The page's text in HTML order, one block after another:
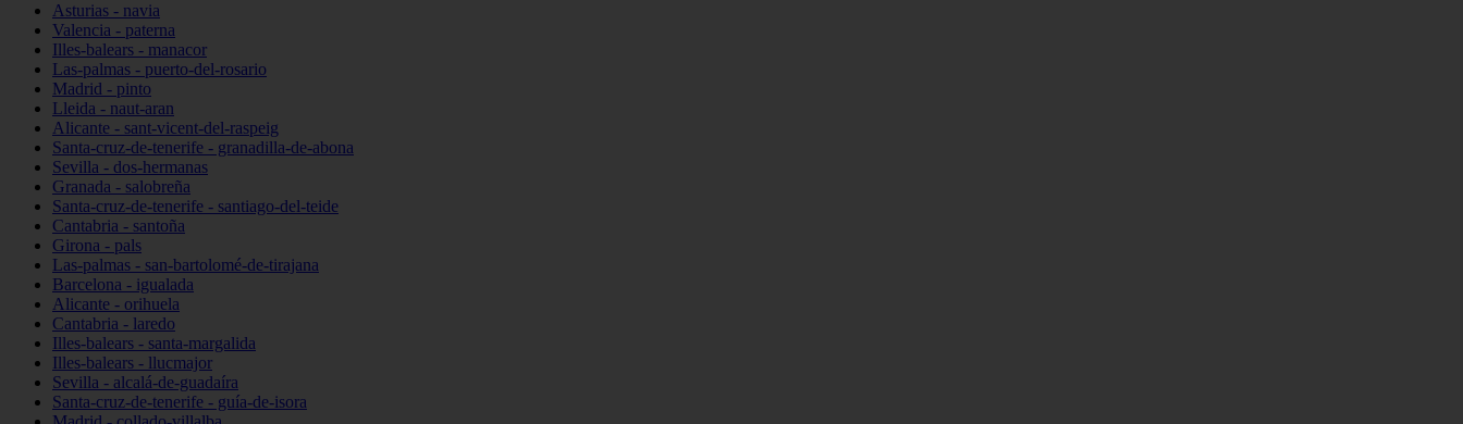
Asturias - navia
Valencia - paterna
Illes-balears - manacor
Las-palmas - puerto-del-rosario
Madrid - pinto
Lleida - naut-aran
Alicante - sant-vicent-del-raspeig
Santa-cruz-de-tenerife - granadilla-de-abona
Sevilla - dos-hermanas
Granada - salobreña
Santa-cruz-de-tenerife - santiago-del-teide
Cantabria - santoña
Girona - pals
Las-palmas - san-bartolomé-de-tirajana
Barcelona - igualada
Alicante - orihuela
Cantabria - laredo
Illes-balears - santa-margalida
Illes-balears - llucmajor
Sevilla - alcalá-de-guadaíra
Santa-cruz-de-tenerife - guía-de-isora